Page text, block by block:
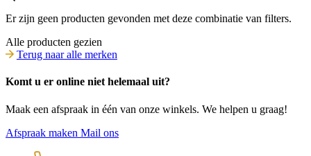
Er zijn geen producten gevonden met deze combinatie van filters.
Alle producten gezien
Terug naar alle merken
Komt u er online niet helemaal uit?
Maak een afspraak in één van onze winkels. We helpen u graag!
Afspraak maken Mail ons